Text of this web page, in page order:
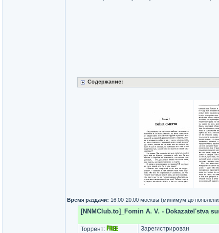
Содержание:
Время раздачи: 16.00-20.00 москвы (минимум до
[NNMClub.to]_Fomin A. V. - Dokazatel'stva
Торрент:
Зарегистрирован